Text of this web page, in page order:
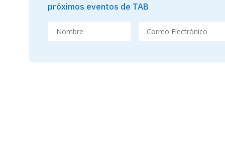
próximos eventos de TAB